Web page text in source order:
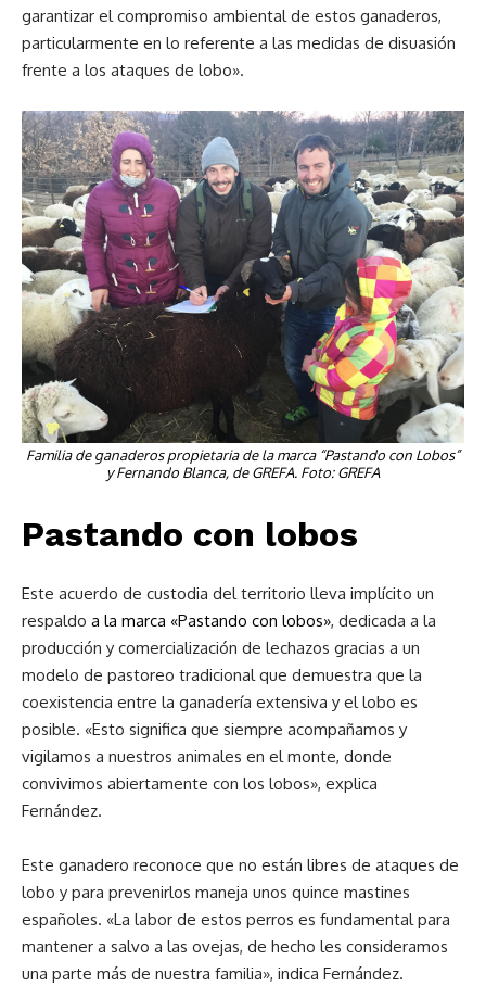
garantizar el compromiso ambiental de estos ganaderos,
particularmente en lo referente a las medidas de disuasión
frente a los ataques de lobo».
Familia de ganaderos propietaria de la marca “Pastando con Lobos”
y Fernando Blanca, de GREFA. Foto: GREFA
Pastando con lobos
Este acuerdo de custodia del territorio lleva implícito un
respaldo a la marca «Pastando con lobos», dedicada a la
producción y comercialización de lechazos gracias a un
modelo de pastoreo tradicional que demuestra que la
coexistencia entre la ganadería extensiva y el lobo es
posible. «Esto significa que siempre acompañamos y
vigilamos a nuestros animales en el monte, donde
convivimos abiertamente con los lobos», explica
Fernández.
Este ganadero reconoce que no están libres de ataques de
lobo y para prevenirlos maneja unos quince mastines
españoles. «La labor de estos perros es fundamental para
mantener a salvo a las ovejas, de hecho les consideramos
una parte más de nuestra familia», indica Fernández.